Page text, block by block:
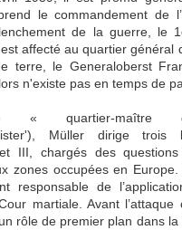
le commandement de
de la guerre, le
affecté au quartier général
terre, le Generaloberst
n'existe pas en temps de
quartier-maître
Müller dirige trois
III, chargés des questions
zones occupées en
responsable de
martiale. Avant l’attaque
rôle de premier plan dans